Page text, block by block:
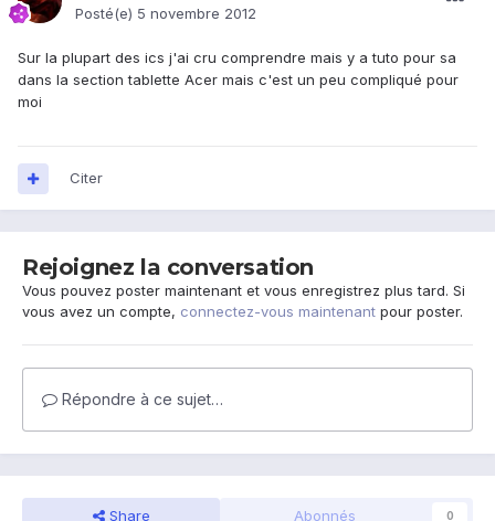
Posté(e) 5 novembre 2012
Sur la plupart des ics j'ai cru comprendre mais y a tuto pour sa
dans la section tablette Acer mais c'est un peu compliqué pour
moi
Citer
Rejoignez la conversation
Vous pouvez poster maintenant et vous enregistrez plus tard. Si
vous avez un compte, connectez-vous maintenant pour poster.
Répondre à ce sujet…
Share Abonnés 0